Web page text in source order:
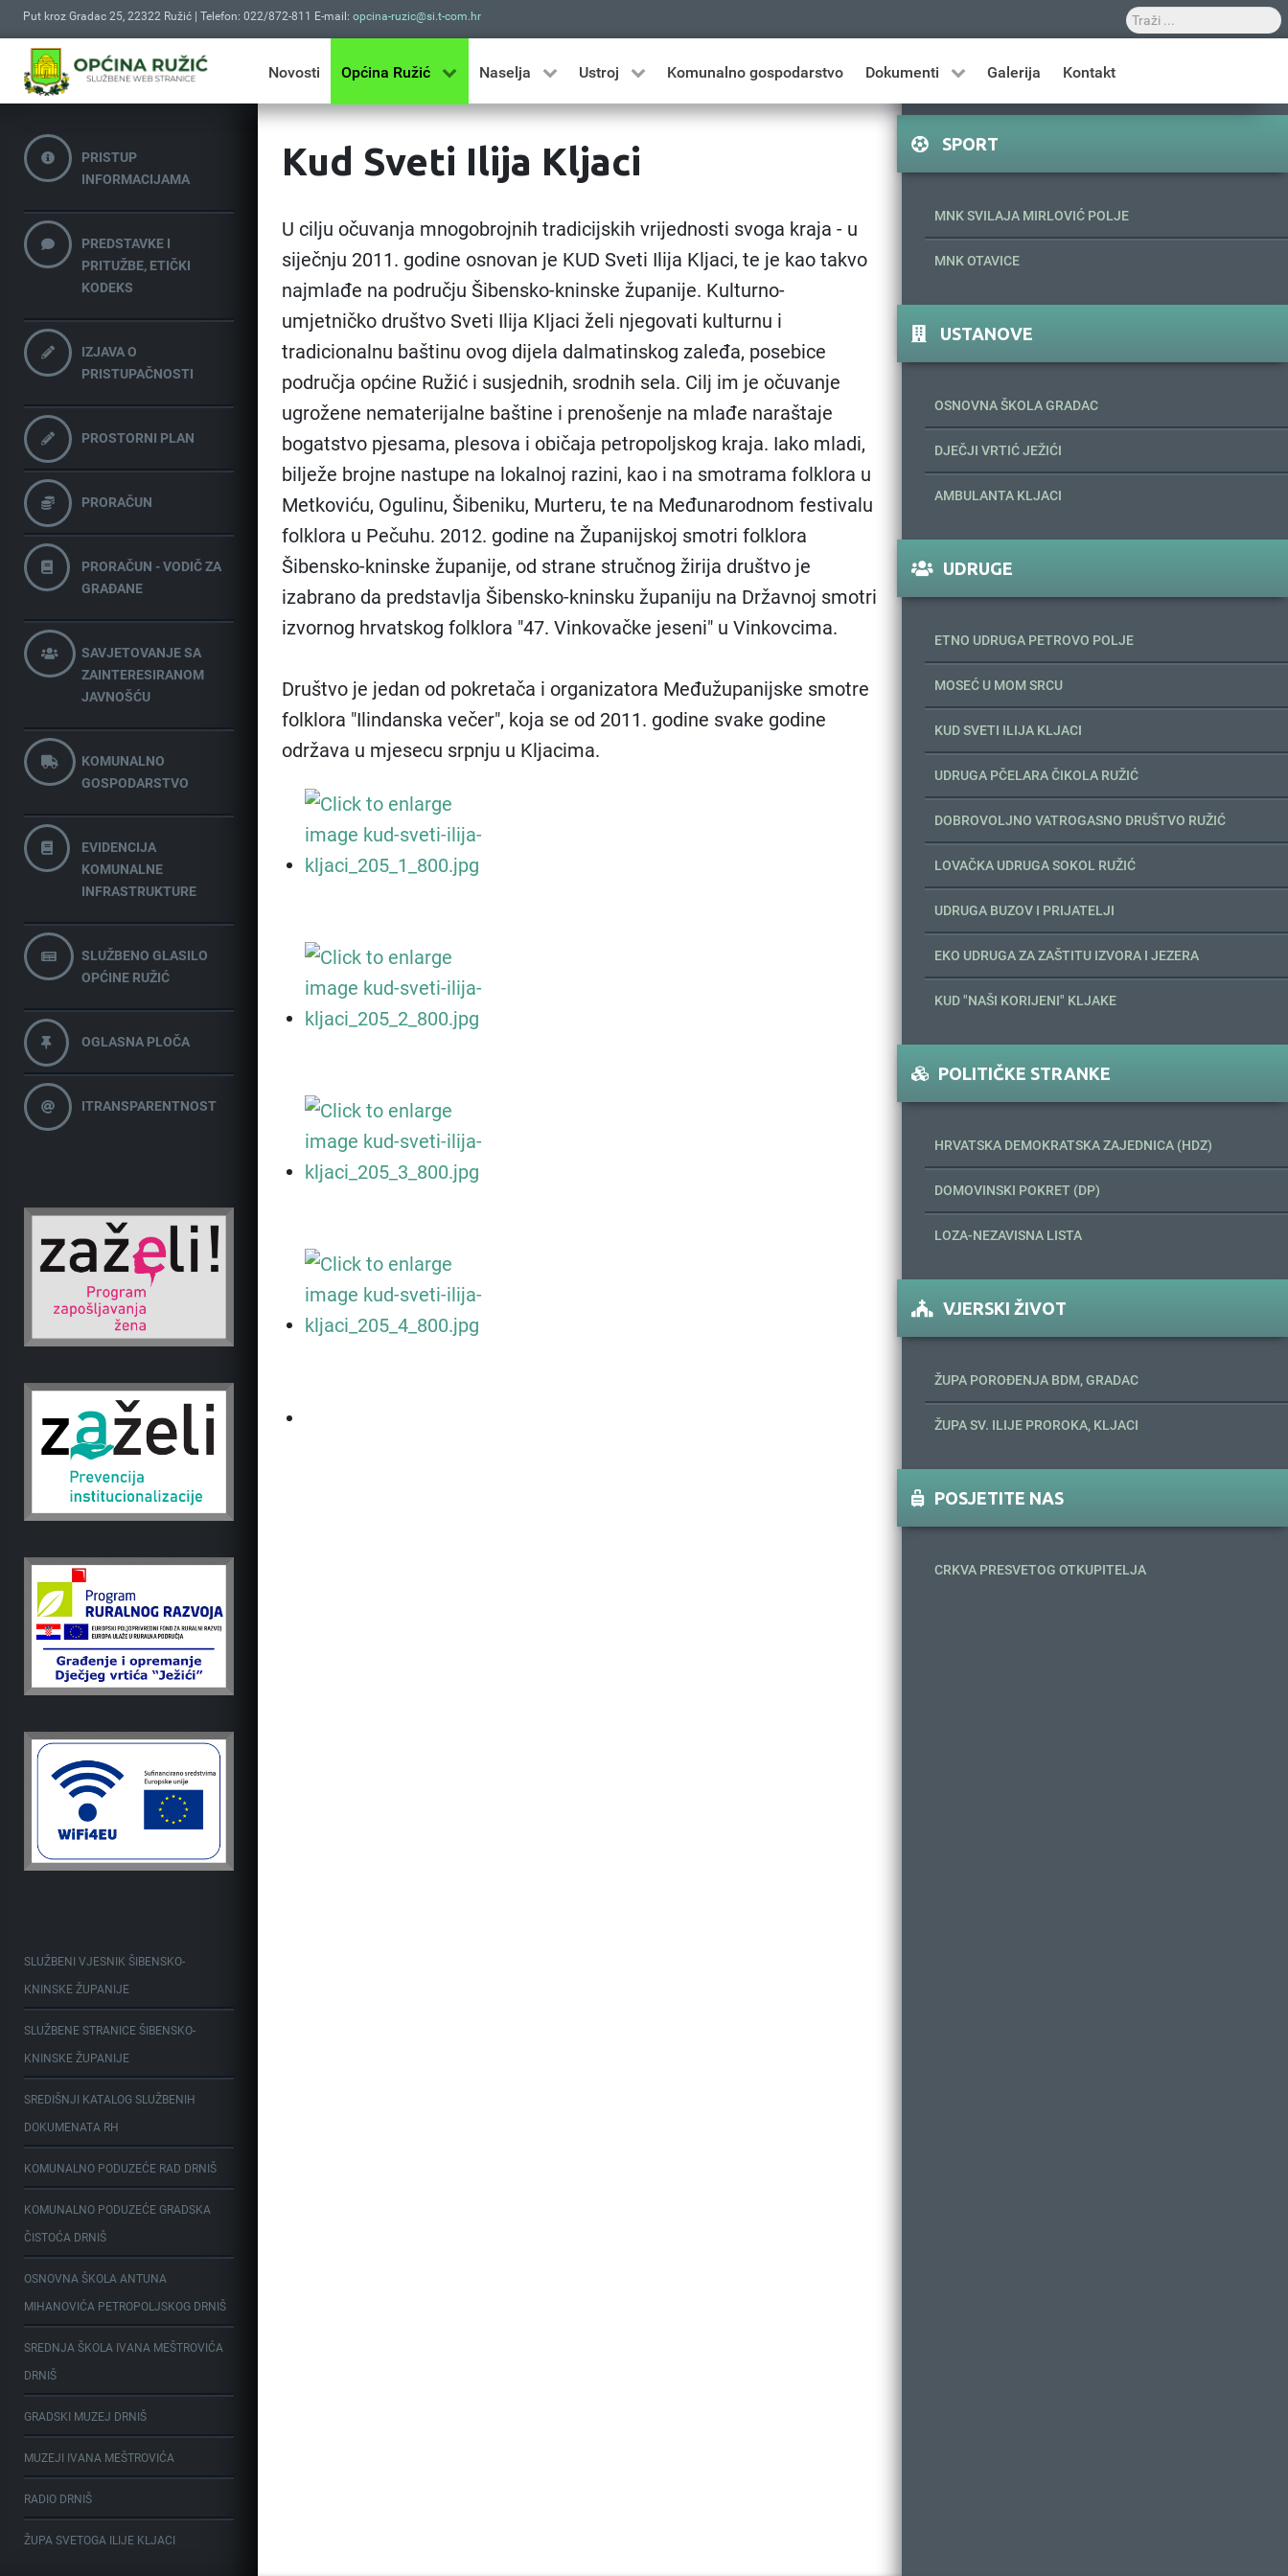
Put kroz Gradac 25, 22322 Ružić | Telefon: 022/872-811 E-mail: opcina-ruzic@si.t-com.hr
Novosti Općina Ružić Naselja Ustroj Komunalno gospodarstvo Dokumenti Galerija Kontakt
PRISTUP
INFORMACIJAMA
PREDSTAVKE I
PRITUŽBE, ETIČKI
KODEKS
IZJAVA O
PRISTUPAČNOSTI
PROSTORNI PLAN
PRORAČUN
PRORAČUN - VODIČ ZA
GRAĐANE
SAVJETOVANJE SA
ZAINTERESIRANOM
JAVNOŠĆU
KOMUNALNO
GOSPODARSTVO
EVIDENCIJA
KOMUNALNE
INFRASTRUKTURE
SLUŽBENO GLASILO
OPĆINE RUŽIĆ
OGLASNA PLOČA
ITRANSPARENTNOST
SLUŽBENI VJESNIK ŠIBENSKO-
KNINSKE ŽUPANIJE
SLUŽBENE STRANICE ŠIBENSKO-
KNINSKE ŽUPANIJE
SREDIŠNJI KATALOG SLUŽBENIH
DOKUMENATA RH
KOMUNALNO PODUZEĆE RAD DRNIŠ
KOMUNALNO PODUZEĆE GRADSKA
ČISTOĆA DRNIŠ
OSNOVNA ŠKOLA ANTUNA
MIHANOVIĆA PETROPOLJSKOG DRNIŠ
SREDNJA ŠKOLA IVANA MEŠTROVIĆA
DRNIŠ
GRADSKI MUZEJ DRNIŠ
MUZEJI IVANA MEŠTROVIĆA
RADIO DRNIŠ
ŽUPA SVETOGA ILIJE KLJACI
Kud Sveti Ilija Kljaci
U cilju očuvanja mnogobrojnih tradicijskih vrijednosti svoga kraja - u
siječnju 2011. godine osnovan je KUD Sveti Ilija Kljaci, te je kao takvo
najmlađe na području Šibensko-kninske županije. Kulturno-
umjetničko društvo Sveti Ilija Kljaci želi njegovati kulturnu i
tradicionalnu baštinu ovog dijela dalmatinskog zaleđa, posebice
područja općine Ružić i susjednih, srodnih sela. Cilj im je očuvanje
ugrožene nematerijalne baštine i prenošenje na mlađe naraštaje
bogatstvo pjesama, plesova i običaja petropoljskog kraja. Iako mladi,
bilježe brojne nastupe na lokalnoj razini, kao i na smotrama folklora u
Metkoviću, Ogulinu, Šibeniku, Murteru, te na Međunarodnom festivalu
folklora u Pečuhu. 2012. godine na Županijskoj smotri folklora
Šibensko-kninske županije, od strane stručnog žirija društvo je
izabrano da predstavlja Šibensko-kninsku županiju na Državnoj smotri
izvornog hrvatskog folklora "47. Vinkovačke jeseni" u Vinkovcima.
Društvo je jedan od pokretača i organizatora Međužupanijske smotre
folklora "Ilindanska večer", koja se od 2011. godine svake godine
održava u mjesecu srpnju u Kljacima.
SPORT
MNK SVILAJA MIRLOVIĆ POLJE
MNK OTAVICE
USTANOVE
OSNOVNA ŠKOLA GRADAC
DJEČJI VRTIĆ JEŽIĆI
AMBULANTA KLJACI
UDRUGE
ETNO UDRUGA PETROVO POLJE
MOSEĆ U MOM SRCU
KUD SVETI ILIJA KLJACI
UDRUGA PČELARA ČIKOLA RUŽIĆ
DOBROVOLJNO VATROGASNO DRUŠTVO RUŽIĆ
LOVAČKA UDRUGA SOKOL RUŽIĆ
UDRUGA BUZOV I PRIJATELJI
EKO UDRUGA ZA ZAŠTITU IZVORA I JEZERA
KUD "NAŠI KORIJENI" KLJAKE
POLITIČKE STRANKE
HRVATSKA DEMOKRATSKA ZAJEDNICA (HDZ)
DOMOVINSKI POKRET (DP)
LOZA-NEZAVISNA LISTA
VJERSKI ŽIVOT
ŽUPA POROĐENJA BDM, GRADAC
ŽUPA SV. ILIJE PROROKA, KLJACI
POSJETITE NAS
CRKVA PRESVETOG OTKUPITELJA